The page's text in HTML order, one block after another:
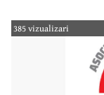
385 vizualizari